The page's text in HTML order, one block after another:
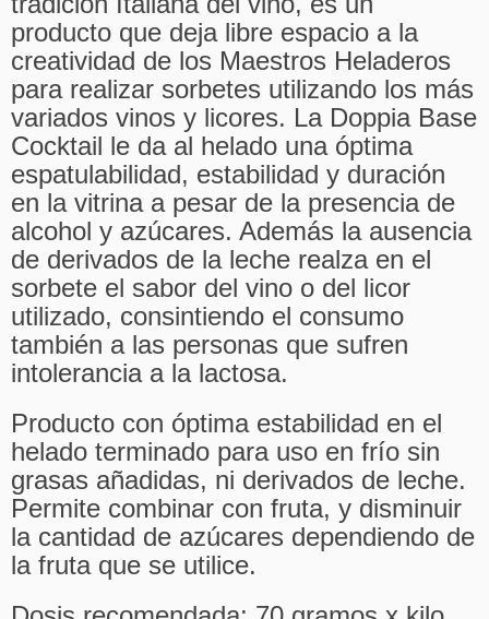
producto que deja libre espacio a la
creatividad de los Maestros Heladeros
para realizar sorbetes utilizando los más
variados vinos y licores. La Doppia Base
Cocktail le da al helado una óptima
espatulabilidad, estabilidad y duración
en la vitrina a pesar de la presencia de
alcohol y azúcares. Además la ausencia
de derivados de la leche realza en el
sorbete el sabor del vino o del licor
utilizado, consintiendo el consumo
también a las personas que sufren
intolerancia a la lactosa.
Producto con óptima estabilidad en el
helado terminado para uso en frío sin
grasas añadidas, ni derivados de leche.
Permite combinar con fruta, y disminuir
la cantidad de azúcares dependiendo de
la fruta que se utilice.